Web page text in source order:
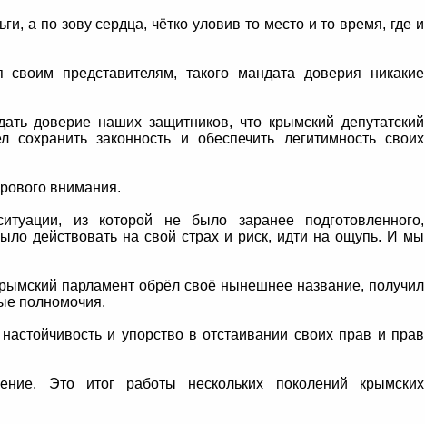
а по зову сердца, чётко уловив то место и то время, где и
представителям, такого мандата доверия никакие
доверие наших защитников, что крымский депутатский
законность и обеспечить легитимность своих
внимания.
из которой не было заранее подготовленного,
действовать на свой страх и риск, идти на ощупь. И мы
парламент обрёл своё нынешнее название, получил
полномочия.
и упорство в отстаивании своих прав и прав
Это итог работы нескольких поколений крымских